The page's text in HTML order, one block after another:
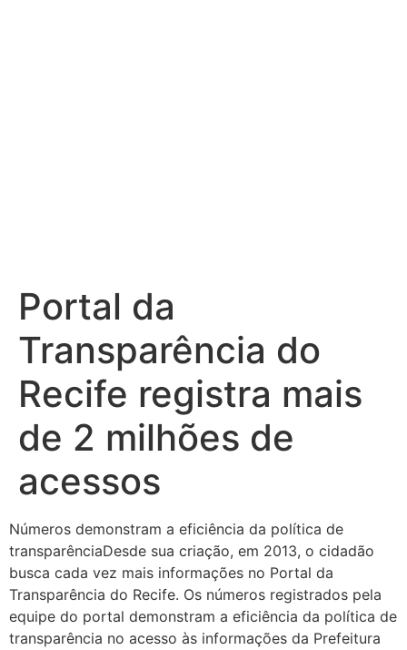
Portal da
Transparência do
Recife registra mais
de 2 milhões de
acessos
Números demonstram a eficiência da política de
transparênciaDesde sua criação, em 2013, o cidadão
busca cada vez mais informações no Portal da
Transparência do Recife. Os números registrados pela
equipe do portal demonstram a eficiência da política de
transparência no acesso às informações da Prefeitura